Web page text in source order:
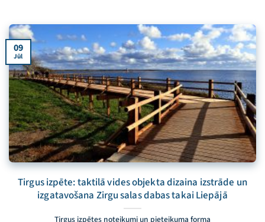
Tirgus izpēte: taktilā vides objekta dizaina izstrāde un
izgatavošana Zirgu salas dabas takai Liepājā
Tirgus izpētes noteikumi un pieteikuma forma
09
Jūl